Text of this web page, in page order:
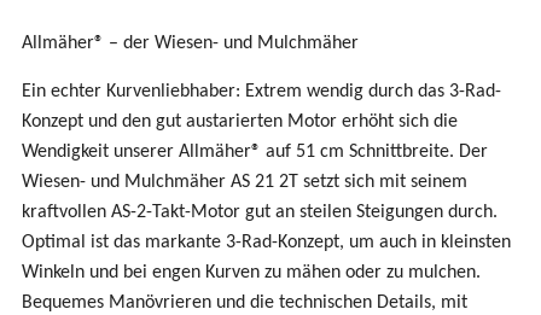
Allmäher® – der Wiesen- und Mulchmäher
Ein echter Kurvenliebhaber: Extrem wendig durch das 3-Rad-
Konzept und den gut austarierten Motor erhöht sich die
Wendigkeit unserer Allmäher® auf 51 cm Schnittbreite. Der
Wiesen- und Mulchmäher AS 21 2T setzt sich mit seinem
kraftvollen AS-2-Takt-Motor gut an steilen Steigungen durch.
Optimal ist das markante 3-Rad-Konzept, um auch in kleinsten
Winkeln und bei engen Kurven zu mähen oder zu mulchen.
Bequemes Manövrieren und die technischen Details, mit